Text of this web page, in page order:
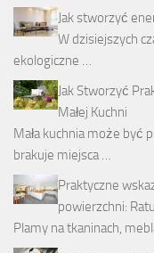
Jak stworzyć
W dzisiejszych
ekologiczne …
Jak Stworzyć
Małej Kuchni
Mała kuchnia może być
brakuje miejsca …
Praktyczne
powierzchni:
Plamy na tkaninach,